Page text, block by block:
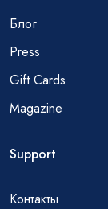
Блог
Press
Gift Cards
Magazine
Support
Контакты